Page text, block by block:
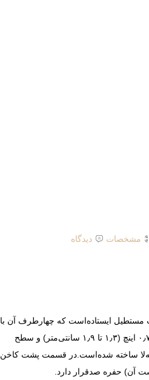
مشخصات دیدگاه
ایستاده‌است که چهارطرف آن با
تخته‌های چوبی به ضخامت ۰٫۵ تا ۰٫۷۵ اینچ (۱٫۳ تا ۱٫۹ سانتی‌متر) و سطح
سه‌لا ساخته شده‌است.در قسمت پشت کاخن
آن) حفره صدقرار دارد.